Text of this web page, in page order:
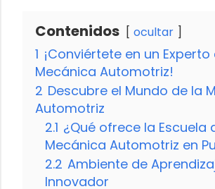
Contenidos ocultar
1 ¡Conviértete en un Experto
Mecánica Automotriz!
2 Descubre el Mundo de la
Automotriz
2.1 ¿Qué ofrece la Escuela
Mecánica Automotriz en
2.2 Ambiente de
Innovador